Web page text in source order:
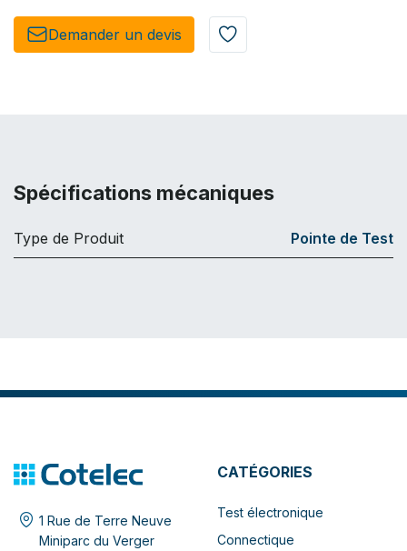
Demander un de​​vis​​
Spécifications mécaniques
Type de Produit Pointe de Test
1 Rue de Terre Neuve
Miniparc du Verger
CATÉGORIES
Test électronique
Connectique